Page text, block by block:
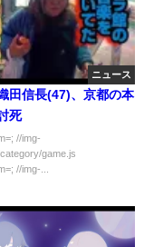
ニュース
田信長(47)、京都の本
死
//img-
game.js
//img-...